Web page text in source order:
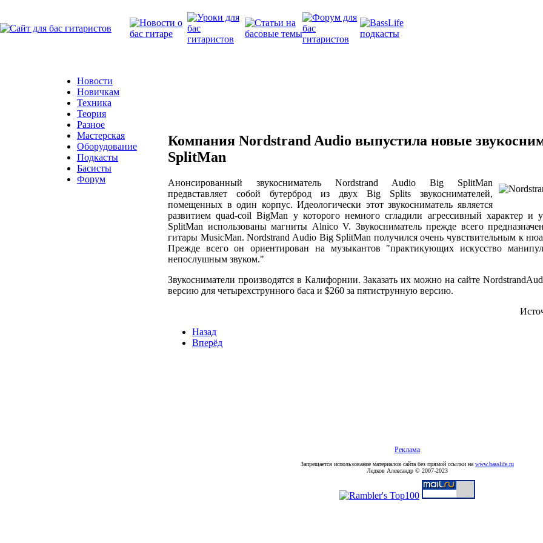
Новости
Новичкам
Техника
Теория
Разное
Мастерская
Оборудование
Подкасты
Басисты
Форум
Компания Nordstrand Audio выпустила новые
SplitMan
Анонсированный звукосниматель Nordstrand Audio Big SplitMan
предвставляет собой бутерброд из двух Big Splits звукоснимателей,
помещенных в один корпус. Идеологически этот звукосниматель является
развитием quad-coil BigMan у которого немного сгладили агрессивный характер
SplitMan использованы магниты Alnico V. Звукосниматель прежде всего
гитары MusicMan. Nordstrand Audio Big SplitMan получился очень чувствительным к
Прежде всего он ориентирован на музыкантов "практикующих искусство
непослушным звуком."
Звукосниматели производятся в Калифорнии. Заказать их можно на сайте
версию для четырехструнного баса и $260 за пятиструнную версию.
Назад
Вперёд
Реклама
Запрещается использование материалов сайта без прямой ссылки на www.basslife.ru
Ледков Александр © 2007-2023